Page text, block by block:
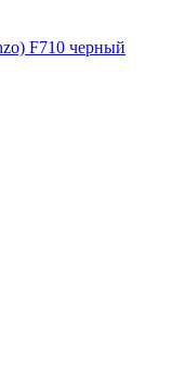
F710 черный